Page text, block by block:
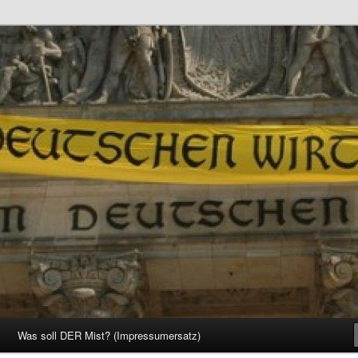
Was soll DER Mist? (Impressumersatz)